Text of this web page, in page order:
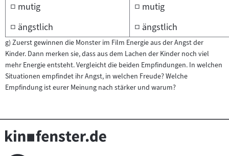
□ mutig
□ ängstlich
□ mutig
□ ängstlich
g) Zuerst gewinnen die Monster im Film Energie aus der Angst der
Kinder. Dann merken sie, dass aus dem Lachen der Kinder noch viel
mehr Energie entsteht. Vergleicht die beiden Empfindungen. In welchen
Situationen empfindet ihr Angst, in welchen Freude? Welche
Empfindung ist eurer Meinung nach stärker und warum?